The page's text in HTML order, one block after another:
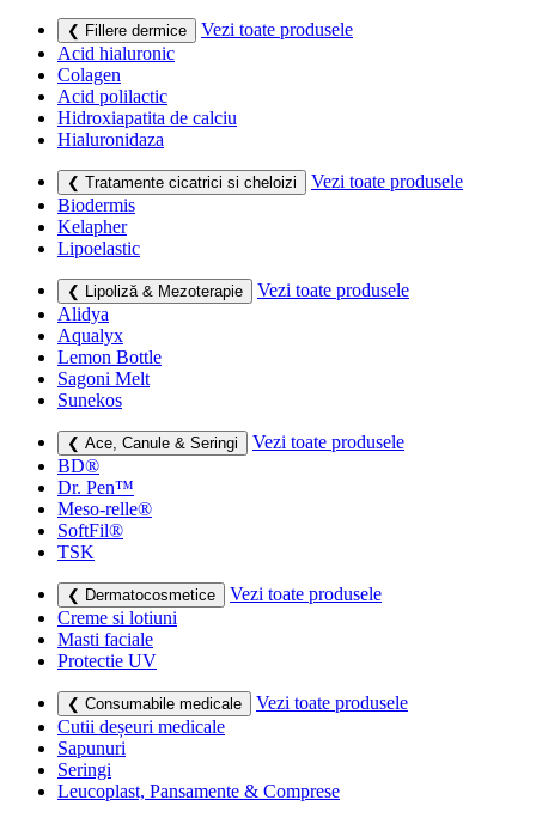
❮ Fillere dermice
Vezi toate produsele
Acid hialuronic
Colagen
Acid polilactic
Hidroxiapatita de calciu
Hialuronidaza
❮ Tratamente cicatrici si cheloizi
Vezi toate produsele
Biodermis
Kelapher
Lipoelastic
❮ Lipoliză & Mezoterapie
Vezi toate produsele
Alidya
Aqualyx
Lemon Bottle
Sagoni Melt
Sunekos
❮ Ace, Canule & Seringi
Vezi toate produsele
BD®
Dr. Pen™
Meso-relle®
SoftFil®
TSK
❮ Dermatocosmetice
Vezi toate produsele
Creme si lotiuni
Masti faciale
Protectie UV
❮ Consumabile medicale
Vezi toate produsele
Cutii deșeuri medicale
Sapunuri
Seringi
Leucoplast, Pansamente & Comprese